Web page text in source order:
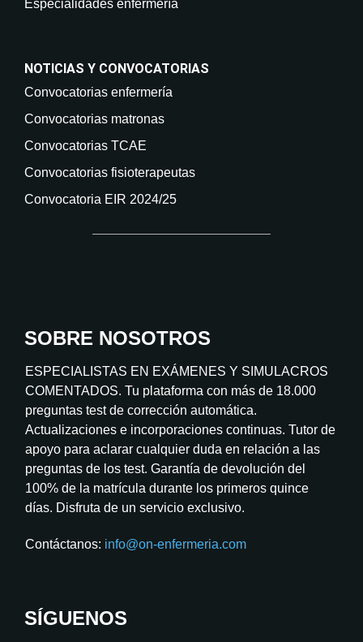
Especialidades enfermería
NOTICIAS Y CONVOCATORIAS
Convocatorias enfermería
Convocatorias matronas
Convocatorias TCAE
Convocatorias fisioterapeutas
Convocatoria EIR 2024/25
SOBRE NOSOTROS
ESPECIALISTAS EN EXÁMENES Y SIMULACROS
COMENTADOS. Tu plataforma con más de 18.000
preguntas test de corrección automática.
Actualizaciones e incorporaciones continuas. Tutor de
apoyo para aclarar cualquier duda en relación a las
preguntas de los test. Garantía de devolución del
100% de la matrícula durante los primeros quince
días. Disfruta de un servicio exclusivo.
Contáctanos: info@on-enfermeria.com
SÍGUENOS